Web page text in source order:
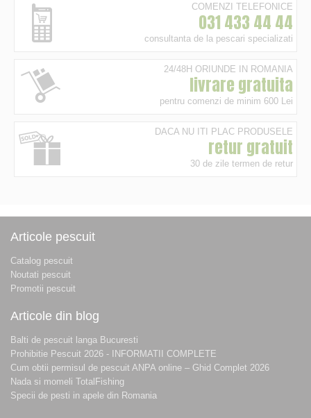
COMENZI TELEFONICE
031 433 44 44
consultanta de la pescari specializati
24/48H ORIUNDE IN ROMANIA
livrare gratuita
pentru comenzi de minim 600 Lei
DACA NU ITI PLAC PRODUSELE
retur gratuit
30 de zile termen de retur
Articole pescuit
Catalog pescuit
Noutati pescuit
Promotii pescuit
Articole din blog
Balti de pescuit langa Bucuresti
Prohibitie Pescuit 2026 - INFORMATII COMPLETE
Cum obtii permisul de pescuit ANPA online – Ghid Complet 2026
Nada si momeli TotalFishing
Specii de pesti in apele din Romania